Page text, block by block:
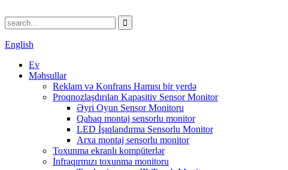
English
Ev
Məhsullar
Reklam və Konfrans Hamısı bir yerdə
Proqnozlaşdırılan Kapasitiv Sensor Monitor
Əyri Oyun Sensor Monitoru
Qabaq montaj sensorlu monitor
LED İşıqlandırma Sensorlu Monitor
Arxa montaj sensorlu monitor
Toxunma ekranlı kompüterlər
İnfraqırmızı toxunma monitoru